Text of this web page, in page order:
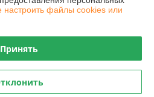
настроить файлы cookies или
Принять